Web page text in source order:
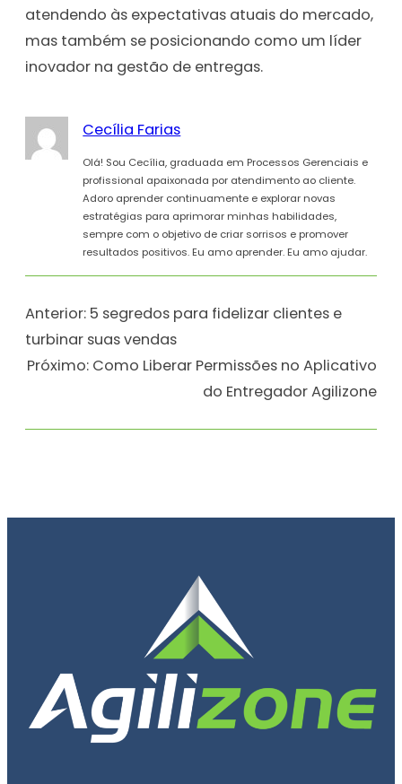
atendendo às expectativas atuais do mercado,
mas também se posicionando como um líder
inovador na gestão de entregas.
Cecília Farias
Olá! Sou Cecília, graduada em Processos Gerenciais e
profissional apaixonada por atendimento ao cliente.
Adoro aprender continuamente e explorar novas
estratégias para aprimorar minhas habilidades,
sempre com o objetivo de criar sorrisos e promover
resultados positivos. Eu amo aprender. Eu amo ajudar.
Anterior: 5 segredos para fidelizar clientes e
turbinar suas vendas
Próximo: Como Liberar Permissões no Aplicativo
do Entregador Agilizone